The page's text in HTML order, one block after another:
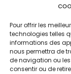
Pour offrir les
technologies telles
informations des
nous permettra de
de navigation ou les
consentir ou de
+ 33 (0)4 78
Plan d'accès
Mentions
Politique de
CGV